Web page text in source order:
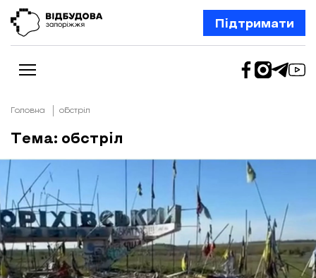
Підтримати
Новини
Відбудова Запоріжжя
Ексклюзив
Бізнес
Шлях додому
Відбудова. Життя
Колонки
Про нас
Редакційна політика
Головна обстріл
Тема: обстріл